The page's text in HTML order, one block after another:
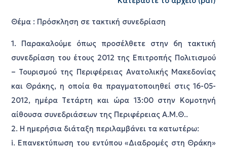
Θέμα : Πρόσκληση σε τακτική συνεδρίαση
1. Παρακαλούμε όπως προσέλθετε στην 6η τακτική
συνεδρίαση του έτους 2012 της Επιτροπής Πολιτισμού
– Τουρισμού της Περιφέρειας Ανατολικής Μακεδονίας
και Θράκης, η οποία θα πραγματοποιηθεί στις 16-05-
2012, ημέρα Tετάρτη και ώρα 13:00 στην Κομοτηνή
αίθουσα συνεδριάσεων της Περιφέρειας Α.Μ.Θ..
2. Η ημερήσια διάταξη περιλαμβάνει τα κατωτέρω:
i. Επανεκτύπωση του εντύπου «Διαδρομές στη Θράκη»